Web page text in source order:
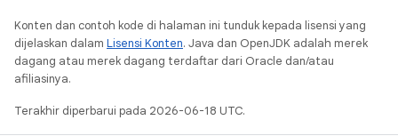
Konten dan contoh kode di halaman ini tunduk kepada lisensi yang
dijelaskan dalam Lisensi Konten. Java dan OpenJDK adalah merek
dagang atau merek dagang terdaftar dari Oracle dan/atau
afiliasinya.
Terakhir diperbarui pada 2026-06-18 UTC.